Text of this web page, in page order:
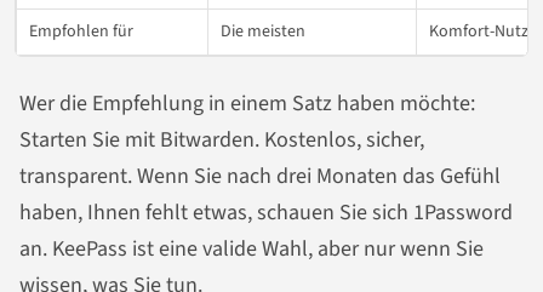
Empfohlen für
Die meisten Komfort-
Wer die Empfehlung in einem Satz haben möchte:
Starten Sie mit Bitwarden. Kostenlos, sicher,
transparent. Wenn Sie nach drei Monaten das Gefühl
haben, Ihnen fehlt etwas, schauen Sie sich 1Password
an. KeePass ist eine valide Wahl, aber nur wenn Sie
wissen, was Sie tun.